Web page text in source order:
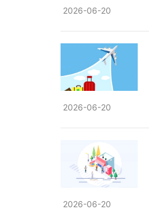
2026-06-20
2026-06-20
2026-06-20